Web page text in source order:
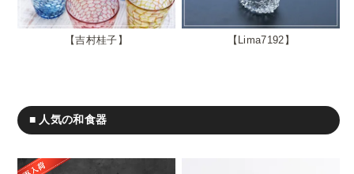
吉村桂子 Lima7192
■ 人気の和食器